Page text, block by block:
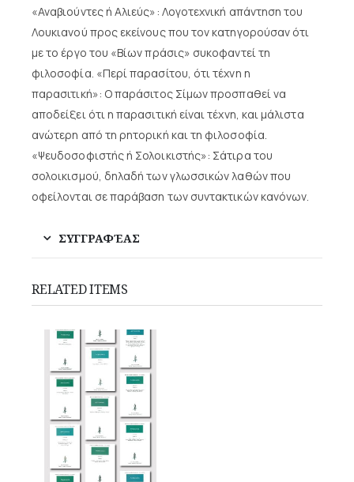
«Αναβιούντες ή Αλιεύς»: Λογοτεχνική απάντηση του
Λουκιανού προς εκείνους που τον κατηγορούσαν ότι
με το έργο του «Βίων πράσις» συκοφαντεί τη
φιλοσοφία. «Περί παρασίτου, ότι τέχνη η
παρασιτική»: Ο παράσιτος Σίμων προσπαθεί να
αποδείξει ότι η παρασιτική είναι τέχνη, και μάλιστα
ανώτερη από τη ρητορική και τη φιλοσοφία.
«Ψευδοσοφιστής ή Σολοικιστής»: Σάτιρα του
σολοικισμού, δηλαδή των γλωσσικών λαθών που
οφείλονται σε παράβαση των συντακτικών κανόνων.
ΣΥΓΓΡΑΦΈΑΣ
RELATED ITEMS